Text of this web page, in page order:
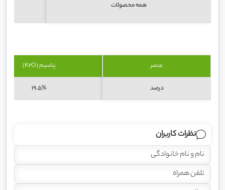
همه محصولات
عنصر پتاسیم (K2O)
درصد 19.5%
نظرات کاربران